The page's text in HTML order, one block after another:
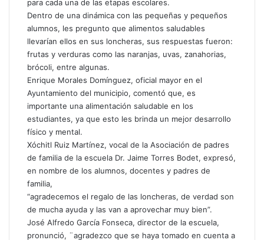
para cada una de las etapas escolares.
Dentro de una dinámica con las pequeñas y pequeños
alumnos, les pregunto que alimentos saludables
llevarían ellos en sus loncheras, sus respuestas fueron:
frutas y verduras como las naranjas, uvas, zanahorias,
brócoli, entre algunas.
Enrique Morales Domínguez, oficial mayor en el
Ayuntamiento del municipio, comentó que, es
importante una alimentación saludable en los
estudiantes, ya que esto les brinda un mejor desarrollo
físico y mental.
Xóchitl Ruiz Martínez, vocal de la Asociación de padres
de familia de la escuela Dr. Jaime Torres Bodet, expresó,
en nombre de los alumnos, docentes y padres de
familia,
“agradecemos el regalo de las loncheras, de verdad son
de mucha ayuda y las van a aprovechar muy bien”.
José Alfredo García Fonseca, director de la escuela,
pronunció, ¨agradezco que se haya tomado en cuenta a